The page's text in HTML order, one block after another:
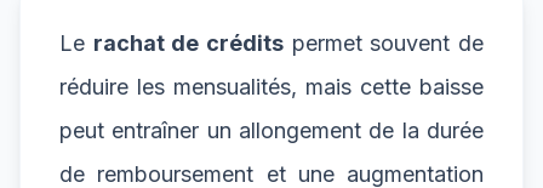
Le rachat de crédits permet souvent de
réduire les mensualités, mais cette baisse
peut entraîner un allongement de la durée
de remboursement et une augmentation